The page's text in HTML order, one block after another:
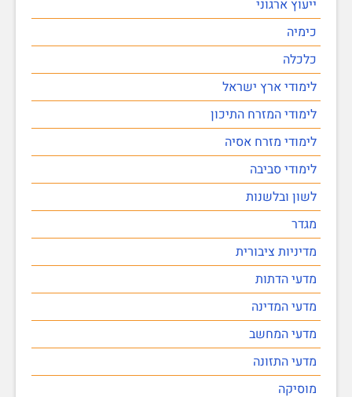
ייעוץ ארגוני
כימיה
כלכלה
לימודי ארץ ישראל
לימודי המזרח התיכון
לימודי מזרח אסיה
לימודי סביבה
לשון ובלשנות
מגדר
מדיניות ציבורית
מדעי הדתות
מדעי המדינה
מדעי המחשב
מדעי התזונה
מוסיקה